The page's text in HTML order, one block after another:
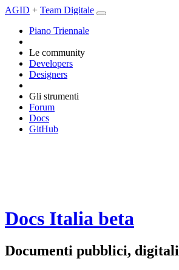
AGID + Team Digitale
Piano Triennale
Le community
Developers
Designers
Gli strumenti
Forum
Docs
GitHub
Docs Italia beta
Documenti pubblici,